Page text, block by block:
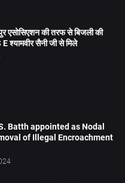
एसोसिएशन की तरफ से बिजली की
श्यामवीर सैनी जी से मिले
Batth appointed as Nodal
of Illegal Encroachment